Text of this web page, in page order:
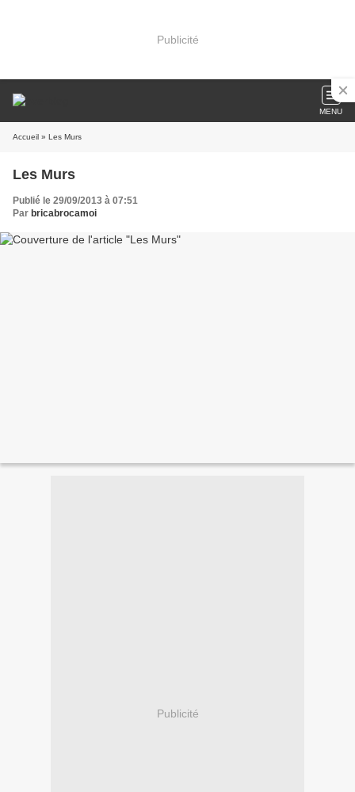
Publicité
MENU
Accueil » Les Murs
Les Murs
Publié le 29/09/2013 à 07:51
Par bricabrocamoi
Publicité